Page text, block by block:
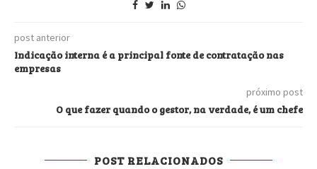
post anterior
Indicação interna é a principal fonte de contratação nas
empresas
próximo post
O que fazer quando o gestor, na verdade, é um chefe
POST RELACIONADOS